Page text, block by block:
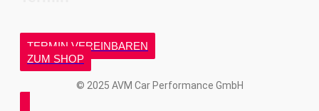
TERMIN VEREINBAREN
ZUM SHOP
© 2025 AVM Car Performance GmbH